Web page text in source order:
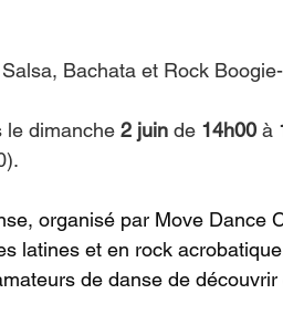
Bachata et Rock
le dimanche 2 juin de 14h00 à
organisé par Move Dance
latines et en rock
de danse de